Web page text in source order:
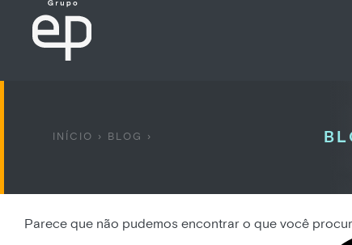
INÍCIO › BLOG ›
Parece que não pudemos encontrar o que você